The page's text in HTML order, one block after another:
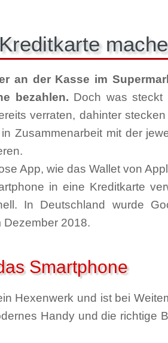
an der Kasse im
bezahlen. Doch was steckt
verraten, dahinter
Zusammenarbeit mit der
App, wie das Wallet von
in eine Kreditkarte
In Deutschland wurde
Dezember 2018.
Smartphone
Hexenwerk und ist bei
Handy und die richtige